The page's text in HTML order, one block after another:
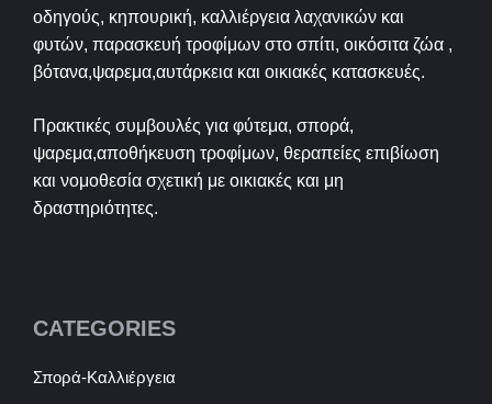
οδηγούς, κηπουρική, καλλιέργεια λαχανικών και
φυτών, παρασκευή τροφίμων στο σπίτι, οικόσιτα ζώα ,
βότανα,ψαρεμα,αυτάρκεια και οικιακές κατασκευές.
Πρακτικές συμβουλές για φύτεμα, σπορά,
ψαρεμα,αποθήκευση τροφίμων, θεραπείες επιβίωση
και νομοθεσία σχετική με οικιακές και μη
δραστηριότητες.
CATEGORIES
Σπορά-Καλλιέργεια